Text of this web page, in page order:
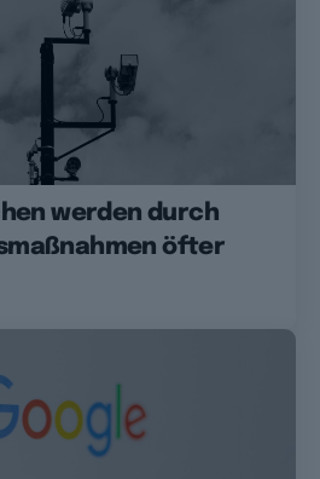
werden durch
öfter